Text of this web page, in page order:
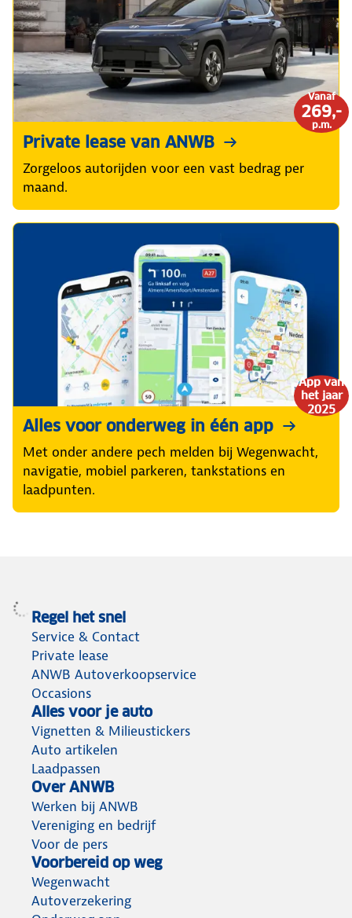
Vanaf
269,-
p.m.
Private lease van ANWB
Zorgeloos autorijden voor een vast bedrag per
maand.
App van
het jaar
2025
Alles voor onderweg in één app
Met onder andere pech melden bij Wegenwacht,
navigatie, mobiel parkeren, tankstations en
laadpunten.
Regel het snel
Service & Contact
Private lease
ANWB Autoverkoopservice
Occasions
Alles voor je auto
Vignetten & Milieustickers
Auto artikelen
Laadpassen
Over ANWB
Werken bij ANWB
Vereniging en bedrijf
Voor de pers
Voorbereid op weg
Wegenwacht
Autoverzekering